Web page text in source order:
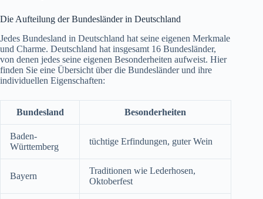
Die Aufteilung der Bundesländer in Deutschland
Jedes Bundesland in Deutschland hat seine eigenen Merkmale
und Charme. Deutschland hat insgesamt 16 Bundesländer,
von denen jedes seine eigenen Besonderheiten aufweist. Hier
finden Sie eine Übersicht über die Bundesländer und ihre
individuellen Eigenschaften:
Bundesland Besonderheiten
Baden-
Württemberg
tüchtige Erfindungen, guter Wein
Bayern
Traditionen wie Lederhosen,
Oktoberfest